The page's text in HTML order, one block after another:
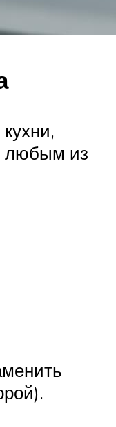
любым из